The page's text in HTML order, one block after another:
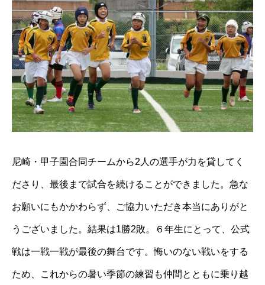
尼崎・甲子園合同チームから2人の選手が力を貸してく
ださり、最後まで試合を続けることができました。急な
お願いにもかかわらず、ご協力いただき本当にありがと
うございました。結果は1勝2敗。６年生にとって、公式
戦は一戦一戦が最後の舞台です。悔いのない戦いをする
ため、これからの暑い季節の練習も仲間とともに乗り越